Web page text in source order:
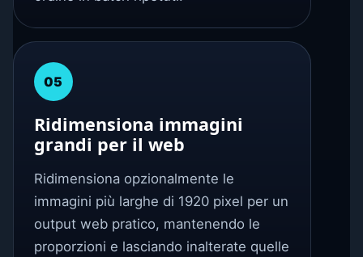
05
Ridimensiona immagini
grandi per il web
Ridimensiona opzionalmente le
immagini più larghe di 1920 pixel per un
output web pratico, mantenendo le
proporzioni e lasciando inalterate quelle